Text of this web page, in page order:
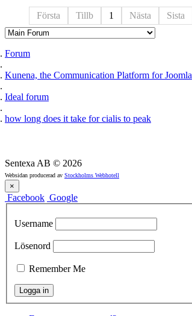
Första Tillb 1 Nästa Sista
Forum
Kunena, the Communication Platform for Joomla
Ideal forum
how long does it take for cialis to peak
Sentexa AB © 2026
Websidan producerad av Stockholms Webhotell
×
Facebook Google
Username
Lösenord
Remember Me